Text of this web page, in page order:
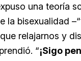
una teoría
la bisexualidad
relajarnos y
“¡Sigo